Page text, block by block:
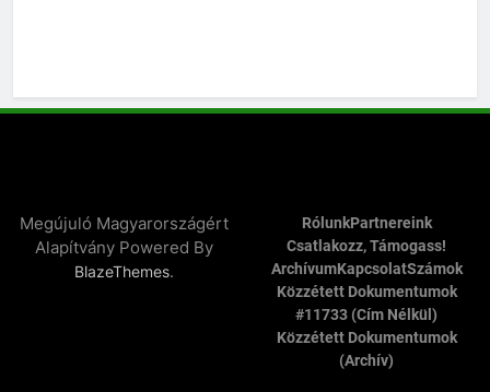
Megújuló Magyarországért
Alapítvány Powered By
BlazeThemes.
RólunkPartnereink
Csatlakozz, Támogass!
ArchívumKapcsolatSzámok
Közzétett Dokumentumok
#11733 (cím Nélkül)
Közzétett Dokumentumok
(archív)